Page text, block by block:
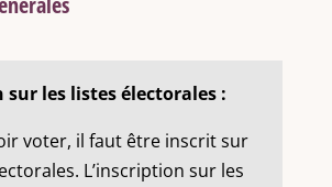
les listes électorales :
voter, il faut être inscrit sur
L’inscription sur les